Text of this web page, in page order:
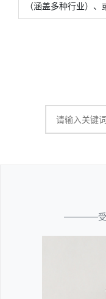
（涵盖多种行业）、
————受